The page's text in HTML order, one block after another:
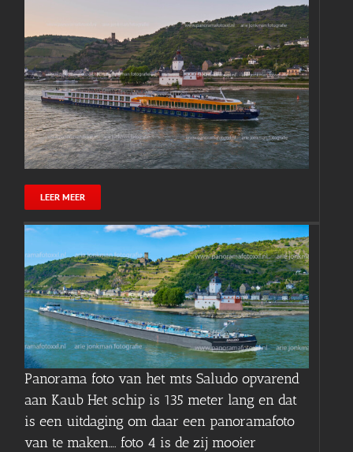
LEER MEER
Panorama foto van het mts Saludo opvarend
aan Kaub Het schip is 135 meter lang en dat
is een uitdaging om daar een panoramafoto
van te maken…. foto 4 is de zij mooier